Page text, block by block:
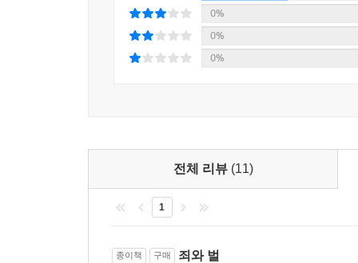
즐거움까지 누릴 수 있게 했다.
내용 소개
그는 계획대로 노파를 살해했지만 뜻하지 않게
악몽 같은 나날
0%
0%
0%
전체 리뷰 (11)
1
종이책 구매 죄와 벌